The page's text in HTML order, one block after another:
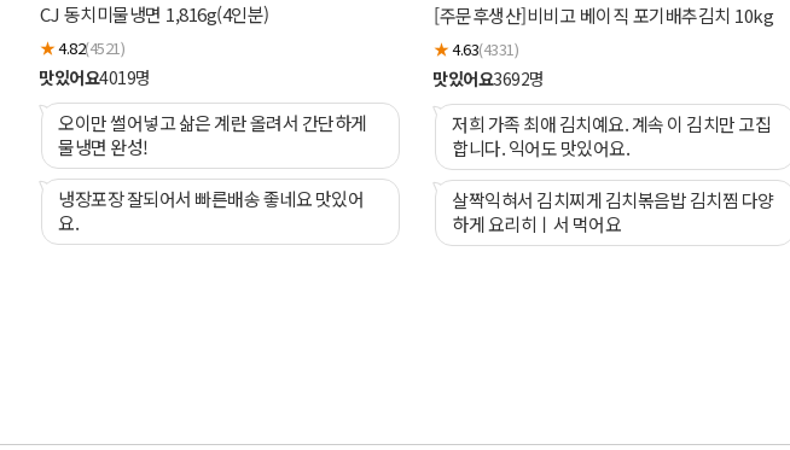
CJ 동치미물냉면 1,816g(4인분)
★4.82(4521)
맛있어요4019명
오이만 썰어넣고 삶은 계란 올려서 간단하게
물냉면 완성!
냉장포장 잘되어서 빠른배송 좋네요 맛있어
요.
[주문후생산]비비고 베이직 포기배추김치 10kg
★4.63(4331)
맛있어요3692명
저희 가족 최애 김치예요. 계속 이 김치만 고집
합니다. 익어도 맛있어요.
살짝익혀서 김치찌게 김치볶음밥 김치찜 다양
하게 요리히ㅣ서 먹어요